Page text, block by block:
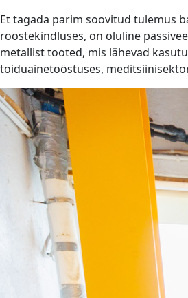
Et tagada parim soovitud tulemus
roostekindluses, on oluline
metallist tooted, mis lähevad
toiduainetööstuses,